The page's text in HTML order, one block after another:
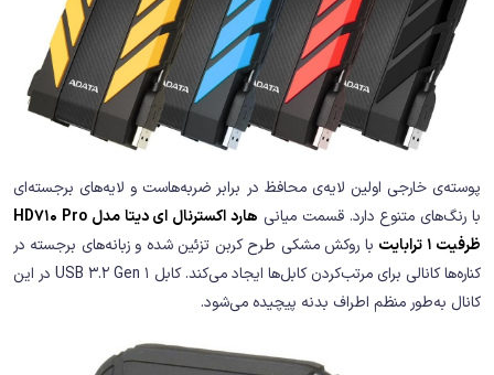
پوسته‌ی خارجی اولین لایه‌ی محافظ در برابر ضربه‌هاست و لایه‌های برجسته‌ای
با رنگ‌های متنوع دارد. قسمت میانی
هارد اکسترنال ای دیتا مدل HD710 Pro
ظرفیت 1 ترابایت
با روکش مشکی طرح کربن تزئین شده و زبانه‌های برجسته در
کناره‌ها کانالی برای مرتب‌کردن کابل‌ها ایجاد می‌کند. کابل USB 3.2 Gen 1 در این
کانال به‌طور منظم اطراف بدنه پیچیده می‌شود.